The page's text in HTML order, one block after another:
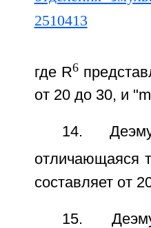
где R6
от 20 до 30, и
14.
отличающаяся
составляет от
15.